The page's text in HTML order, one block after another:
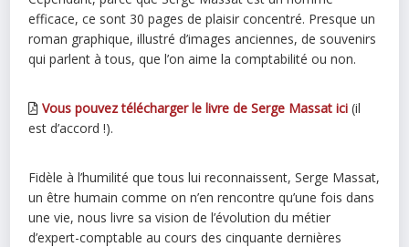
efficace, ce sont 30 pages de plaisir concentré. Presque un
roman graphique, illustré d’images anciennes, de souvenirs
qui parlent à tous, que l’on aime la comptabilité ou non.
Vous pouvez télécharger le livre de Serge Massat ici (il
est d’accord !).
Fidèle à l’humilité que tous lui reconnaissent, Serge Massat,
un être humain comme on n’en rencontre qu’une fois dans
une vie, nous livre sa vision de l’évolution du métier
d’expert-comptable au cours des cinquante dernières